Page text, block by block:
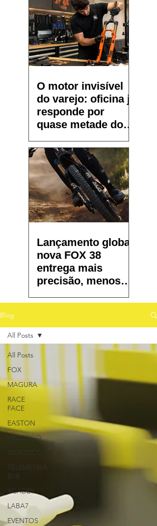
O motor invisível
do varejo: oficina já
responde por
quase metade do
pequenos bike
shops
Lançamento global:
nova FOX 38
entrega mais
precisão, menos
total
Blog
All Posts
FOX
MAGURA
RACE
FACE
EASTON
PROLOGO
MARZOCCHI
TELEMETRIA
BYB
XCADEY
LABA7
EVENTOS
All Posts